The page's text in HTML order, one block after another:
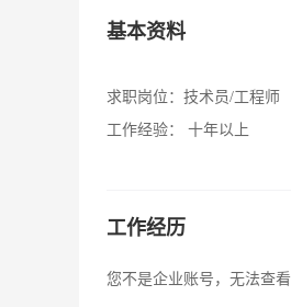
基本资料
求职岗位： 技术员/工程师
工作经验：
十年以上
工作经历
您不是企业账号，无法查看